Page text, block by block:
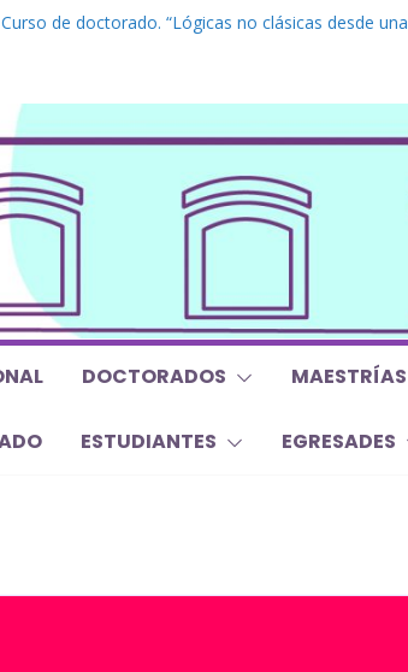
Curso de doctorado. “Lógicas no clásicas desde una
Curso de posgrado. Inglés. “Nivel 1”
Curso de doctorado “Mirar, juzgar, sentir”
Defensas de Tesis y Trabajos Finales | Agosto 2026
DOCTORADOS MAESTRÍAS
ESTUDIANTES EGRESADES